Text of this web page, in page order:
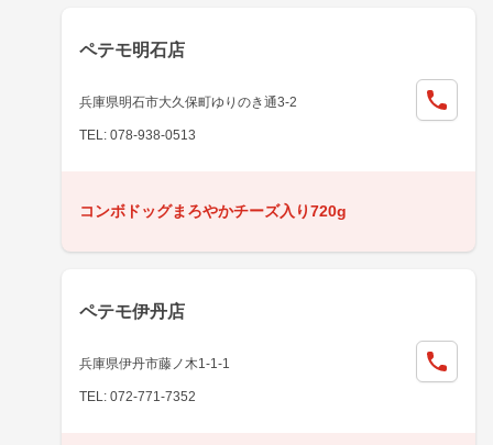
ペテモ明石店
兵庫県明石市大久保町ゆりのき通3-2
TEL: 078-938-0513
コンボドッグまろやかチーズ入り720g
ペテモ伊丹店
兵庫県伊丹市藤ノ木1-1-1
TEL: 072-771-7352